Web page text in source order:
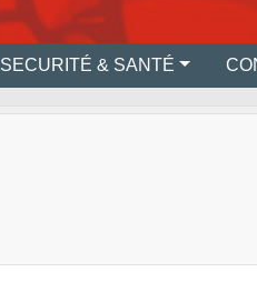
SECURITÉ & SANTÉ